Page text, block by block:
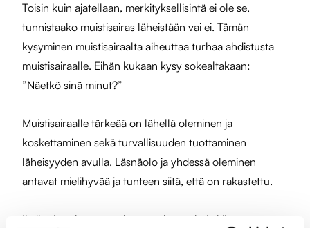
Toisin kuin ajatellaan, merkityksellisintä ei ole se,
tunnistaako muistisairas läheistään vai ei. Tämän
kysyminen muistisairaalta aiheuttaa turhaa ahdistusta
muistisairaalle. Eihän kukaan kysy sokealtakaan:
”Näetkö sinä minut?”
Muistisairaalle tärkeää on lähellä oleminen ja
koskettaminen sekä turvallisuuden tuottaminen
läheisyyden avulla. Läsnäolo ja yhdessä oleminen
antavat mielihyvää ja tunteen siitä, että on rakastettu.
Ikäihmisen kanssa tärkeää on läsnäolo ja kiireettömyys.